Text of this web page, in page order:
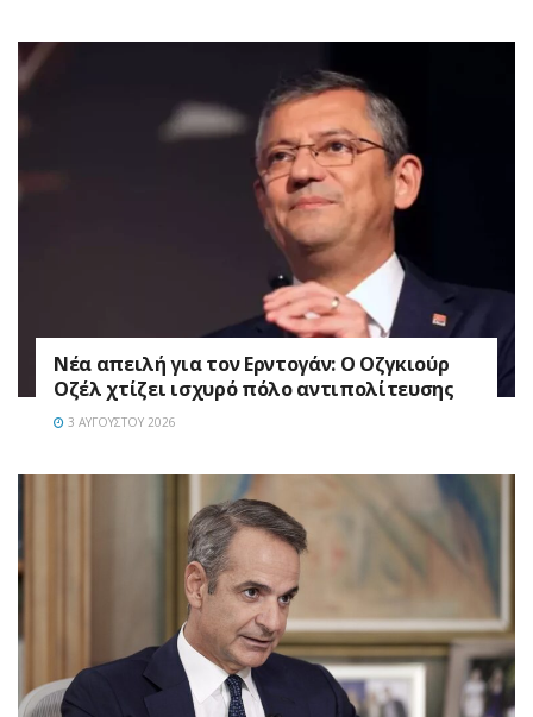
Νέα απειλή για τον Ερντογάν: Ο Οζγκιούρ
Οζέλ χτίζει ισχυρό πόλο αντιπολίτευσης
3 ΑΥΓΟΎΣΤΟΥ 2026